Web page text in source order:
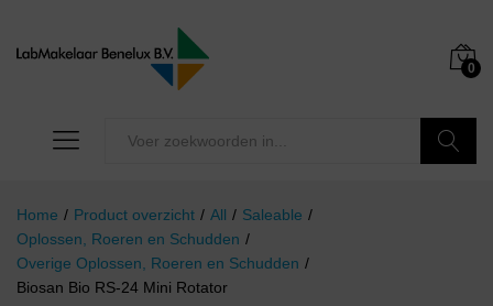
0
Home / Product overzicht / All / Saleable /
Oplossen, Roeren en Schudden /
Overige Oplossen, Roeren en Schudden /
Biosan Bio RS-24 Mini Rotator